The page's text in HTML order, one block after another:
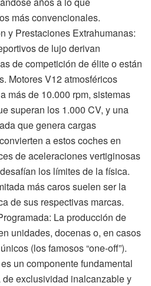
más convencionales.
y Prestaciones Extrahumanas:
de lujo derivan
de competición de élite o están
Motores V12 atmosféricos
más de 10.000 rpm, sistemas
superan los 1.000 CV, y una
que genera cargas
a estos coches en
de aceleraciones vertiginosas
los límites de la física.
más caros suelen ser la
de sus respectivas marcas.
La producción de
unidades, docenas o, en casos
(los famosos “one-off”).
un componente fundamental
exclusividad inalcanzable y